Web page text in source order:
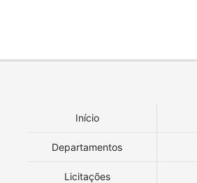
Início
Departamentos
Licitações